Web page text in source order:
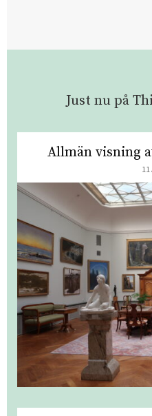
Just nu på
Allmän visning
11